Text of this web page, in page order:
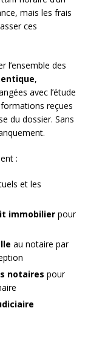
mais les frais
ces
l’ensemble des
,
avec l’étude
reçues
du dossier. Sans
:
et les
immobilier pour
au notaire par
notaires pour